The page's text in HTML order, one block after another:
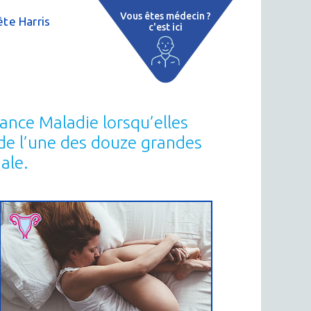
thermale
thermale
Harris
Vous êtes médecin ?
c'est ici
Maladie lorsqu’elles
l’une des douze grandes